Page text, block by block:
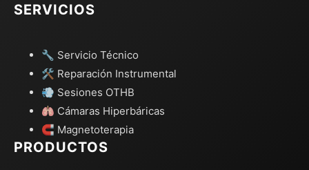
SERVICIOS
🔧 Servicio Técnico
🛠️ Reparación Instrumental
💨 Sesiones OTHB
🫁 Cámaras Hiperbáricas
🧲 Magnetoterapia
PRODUCTOS